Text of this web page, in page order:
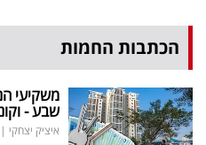
הכתבות החמות
משקיעי
שבע -
איציק יצחקי |